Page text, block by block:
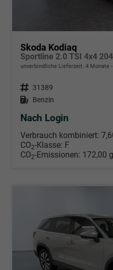
Skoda Kodiaq
unverbindliche Lieferzeit: 4 Monate
Fahrzeugnr. 31389
Kraftstoff Benzin
Nach Login
Verbrauch kombiniert:
CO2-Klasse: F
CO2-Emissionen: 172,00